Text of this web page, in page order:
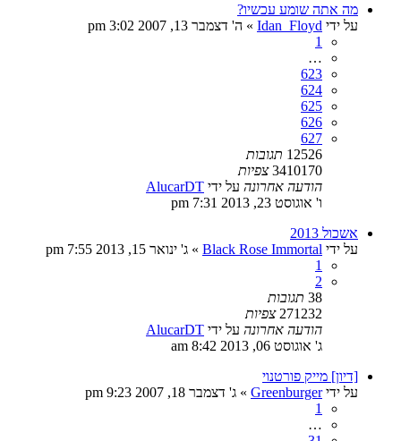
מה אתה שומע עכשיו?
על ידי Idan_Floyd
» ה' דצמבר 13, 2007 3:02 pm
1
…
623
624
625
626
627
12526 תגובות
3410170 צפיות
הודעה אחרונה על ידי AlucarDT
ו' אוגוסט 23, 2013 7:31 pm
אשכול 2013
על ידי Black Rose Immortal
» ג' ינואר 15, 2013 7:55 pm
1
2
38 תגובות
271232 צפיות
הודעה אחרונה על ידי AlucarDT
ג' אוגוסט 06, 2013 8:42 am
[דיון] מייק פורטנוי
על ידיGreenburger
» ג' דצמבר 18, 2007 9:23 pm
1
…